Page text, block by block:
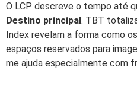
O LCP descreve o tempo até
Destino principal . TBT
Index revelam a forma como
espaços reservados para
me ajuda especialmente com